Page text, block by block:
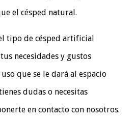
el césped natural.
tipo de césped artificial
necesidades y gustos
que se le dará al espacio
dudas o necesitas
en contacto con nosotros.